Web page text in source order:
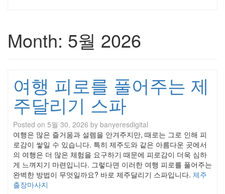
Month: 5월 2026
여행 피로를 풀어주는 제
주달리기 스파
Posted on 5월 30, 2026 by banyeresdigital
여행은 많은 즐거움과 설렘을 안겨주지만, 때로는 그로 인해 피
로감이 쌓일 수 있습니다. 특히 제주도와 같은 아름다운 곳에서
의 여행은 더 많은 체험을 요구하기 때문에 피로감이 더욱 심하
게 느껴지기 마련입니다. 그렇다면 이러한 여행 피로를 풀어주는
완벽한 방법이 무엇일까요? 바로 제주달리기 스파입니다. 제주
출장마사지